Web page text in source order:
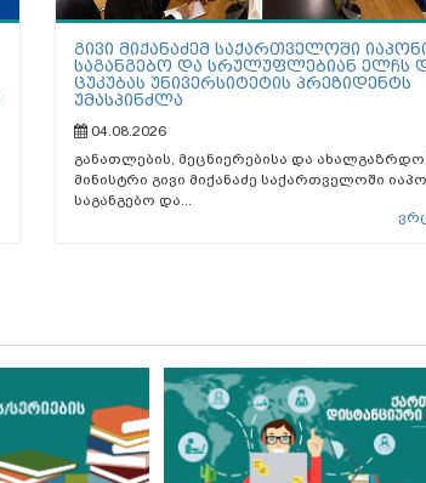
გივი მიქანაძემ საქართველოში
საგანგებო და სრულუფლებიან ელჩს
ცუკუბას უნივერსიტეტის პრეზიდენტს
უმასპინძლა
04.08.2026
განათლების, მეცნიერებისა და
მინისტრი გივი მიქანაძე საქართველოში
საგანგებო და...